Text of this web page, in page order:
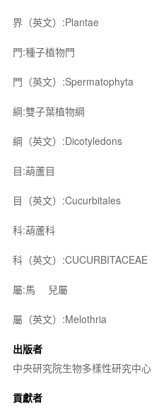
界（英文）:Plantae
門:種子植物門
門（英文）:Spermatophyta
綱:雙子葉植物綱
綱（英文）:Dicotyledons
目:葫蘆目
目（英文）:Cucurbitales
科:葫蘆科
科（英文）:CUCURBITACEAE
屬:馬 兒屬
屬（英文）:Melothria
出版者
中央研究院生物多樣性研究中心
貢獻者